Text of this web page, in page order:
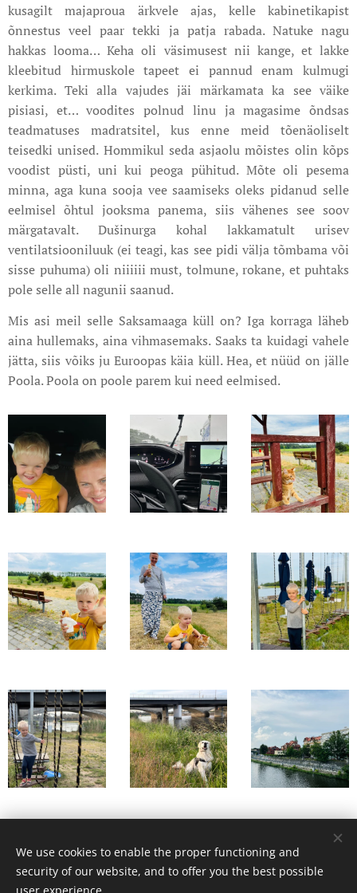
kusagilt majaproua ärkvele ajas, kelle kabinetikapist
õnnestus veel paar tekki ja patja rabada. Natuke nagu
hakkas looma… Keha oli väsimusest nii kange, et lakke
kleebitud hirmuskole tapeet ei pannud enam kulmugi
kerkima. Teki alla vajudes jäi märkamata ka see väike
pisiasi, et… voodites polnud linu ja magasime õndsas
teadmatuses madratsitel, kus enne meid tõenäoliselt
teisedki unised. Hommikul seda asjaolu mõistes olin kõps
voodist püsti, uni kui peoga pühitud. Mõte oli pesema
minna, aga kuna sooja vee saamiseks oleks pidanud selle
eelmisel õhtul jooksma panema, siis vähenes see soov
märgatavalt. Dušinurga kohal lakkamatult urisev
ventilatsiooniluuk (ei teagi, kas see pidi välja tõmbama või
sisse puhuma) oli niiiiii must, tolmune, rokane, et puhtaks
pole selle all nagunii saanud.
Mis asi meil selle Saksamaaga küll on? Iga korraga läheb
aina hullemaks, aina vihmasemaks. Saaks ta kuidagi vahele
jätta, siis võiks ju Euroopas käia küll. Hea, et nüüd on jälle
Poola. Poola on poole parem kui need eelmised.
We use cookies to enable the proper functioning and
security of our website, and to offer you the best possible